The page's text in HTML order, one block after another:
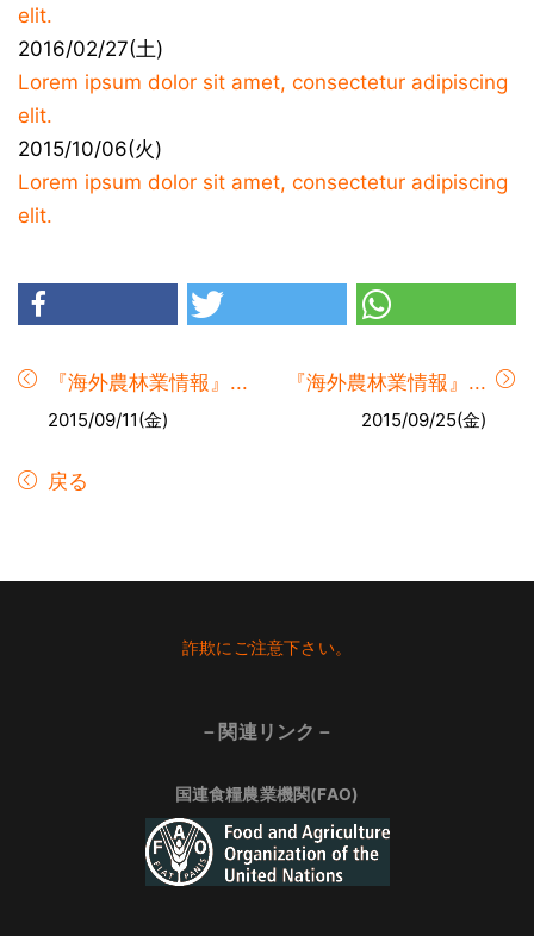
elit.
2016/02/27(土)
Lorem ipsum dolor sit amet, consectetur adipiscing
elit.
2015/10/06(火)
Lorem ipsum dolor sit amet, consectetur adipiscing
elit.
『海外農林業情報』...
2015/09/11(金)
『海外農林業情報』...
2015/09/25(金)
戻る
詐欺にご注意下さい。
－関連リンク－
国連食糧農業機関(FAO)